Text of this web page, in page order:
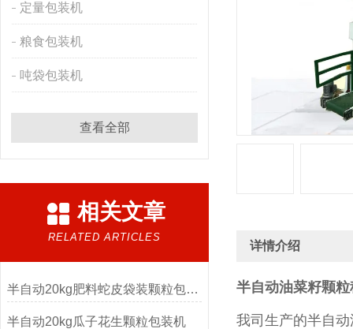
定量包装机
粮食包装机
吨袋包装机
查看全部
相关文章
RELATED ARTICLES
半自动20kg肥料蛇皮袋装颗粒包装机
半自动20kg瓜子花生颗粒包装机
详情介绍
半自动油菜籽颗
我司生产的半自